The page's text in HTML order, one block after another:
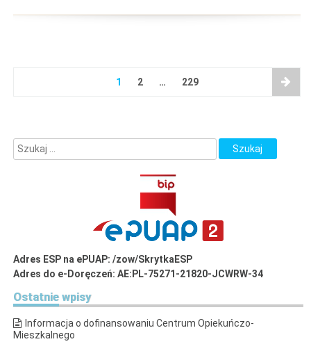
w
Seniorów
1 2 … 229
Adres ESP na ePUAP: /zow/SkrytkaESP
Adres do e-Doręczeń: AE:PL-75271-21820-JCWRW-34
Ostatnie wpisy
Informacja o dofinansowaniu Centrum Opiekuńczo-
Mieszkalnego